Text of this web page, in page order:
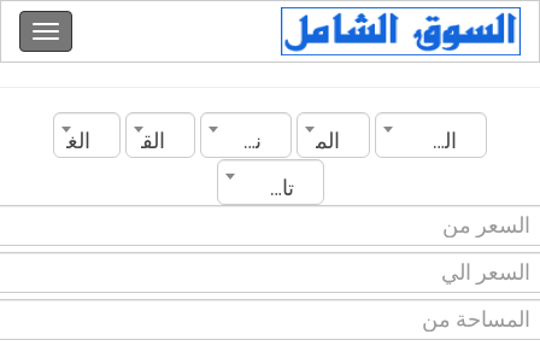
السعودية المدينة نوع العقار القسم
الغرف
تاريخ الانشاء